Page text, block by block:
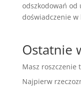
odszkodowań od
doświadczenie w
Ostatnie
Masz roszczenie
Najpierw